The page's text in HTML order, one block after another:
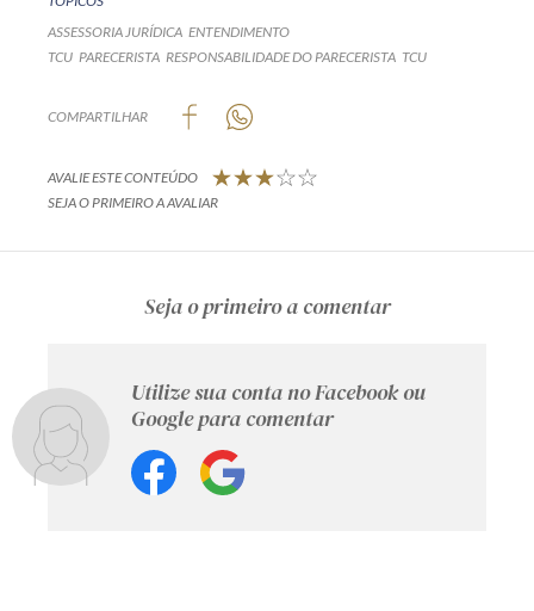
ASSESSORIA JURÍDICA ENTENDIMENTO
TCU PARECERISTA RESPONSABILIDADE DO PARECERISTA TCU
COMPARTILHAR
AVALIE ESTE CONTEÚDO
SEJA O PRIMEIRO A AVALIAR
Seja o primeiro a comentar
Utilize sua conta no Facebook ou
Google para comentar